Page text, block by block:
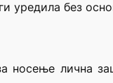
уредила без
носење лична